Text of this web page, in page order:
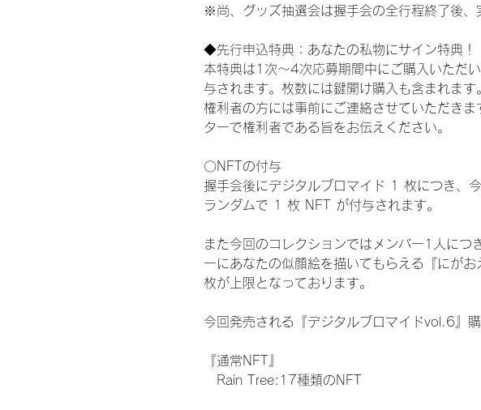
※尚、グッズ抽選会は握手会の全行程終了後、
◆先行申込特典：あなたの私物にサイン特典！
本特典は1次〜4次応募期間中にご購入いただ
与されます。枚数には鍵開け購入も含まれます
権利者の方には事前にご連絡させていただき
ターで権利者である旨をお伝えください。
〇NFTの付与
握手会後にデジタルブロマイド 1 枚につき、
ランダムで 1 枚 NFT が付与されます。
また今回のコレクションではメンバー1人に
ーにあなたの似顔絵を描いてもらえる『にが
枚が上限となっております。
今回発売される『デジタルブロマイドvol.6』
『通常NFT』
Rain Tree:17種類のNFT